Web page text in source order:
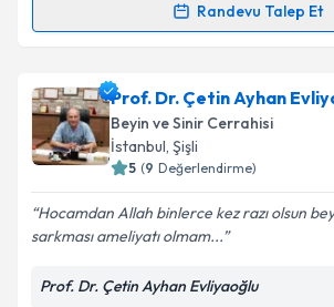
Randevu Talep Et
takvim hazırlandığında e-posta ile
E-posta Adresiniz
Kişisel verilerimin işlenmesine
kapsamda işlenmesini kabul
Prof. Dr. Çetin Ayhan
Beyin ve Sinir Cerrahisi
İstanbul, Şişli
5 (9 Değerlendirme)
Hocamdan Allah binlerce kez razı olsun
sarkması ameliyatı olmam...
Prof. Dr. Çetin Ayhan Evliyaoğlu